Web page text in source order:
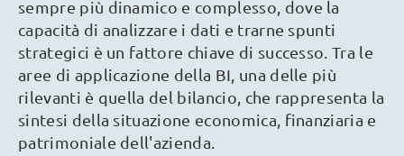
sempre più dinamico e complesso, dove la
capacità di analizzare i dati e trarne spunti
strategici è un fattore chiave di successo. Tra le
aree di applicazione della BI, una delle più
rilevanti è quella del bilancio, che rappresenta la
sintesi della situazione economica, finanziaria e
patrimoniale dell'azienda.